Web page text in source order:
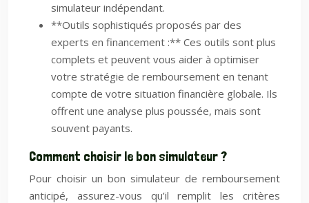
simulateur indépendant.
**Outils sophistiqués proposés par des
experts en financement :** Ces outils sont plus
complets et peuvent vous aider à optimiser
votre stratégie de remboursement en tenant
compte de votre situation financière globale. Ils
offrent une analyse plus poussée, mais sont
souvent payants.
Comment choisir le bon simulateur ?
Pour choisir un bon simulateur de remboursement
anticipé, assurez-vous qu’il remplit les critères